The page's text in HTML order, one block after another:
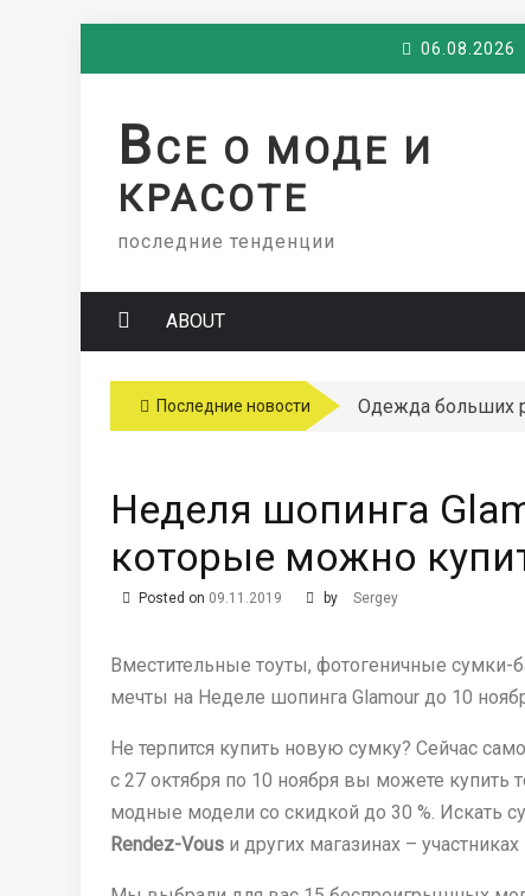
06.08.2026
ВСЕ О МОДЕ И
КРАСОТЕ
последние тенденции
ABOUT
Последние новости Одежда больших
Неделя шопинга
которые можно
Posted on 09.11.2019 by Sergey
Вместительные тоуты, фотогеничные сумки-
мечты на Неделе шопинга Glamour до 10
Не терпится купить новую сумку? Сейчас
с 27 октября по 10 ноября вы можете купить
модные модели со скидкой до 30 %. Искать
Rendez-Vous и других магазинах –